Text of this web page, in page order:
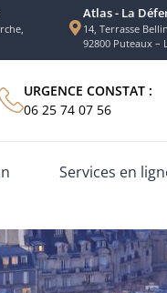
Atlas - La
14, Terrasse
92800 Puteaux –
URGENCE CONSTAT :
06 25 74 07 56
Services en